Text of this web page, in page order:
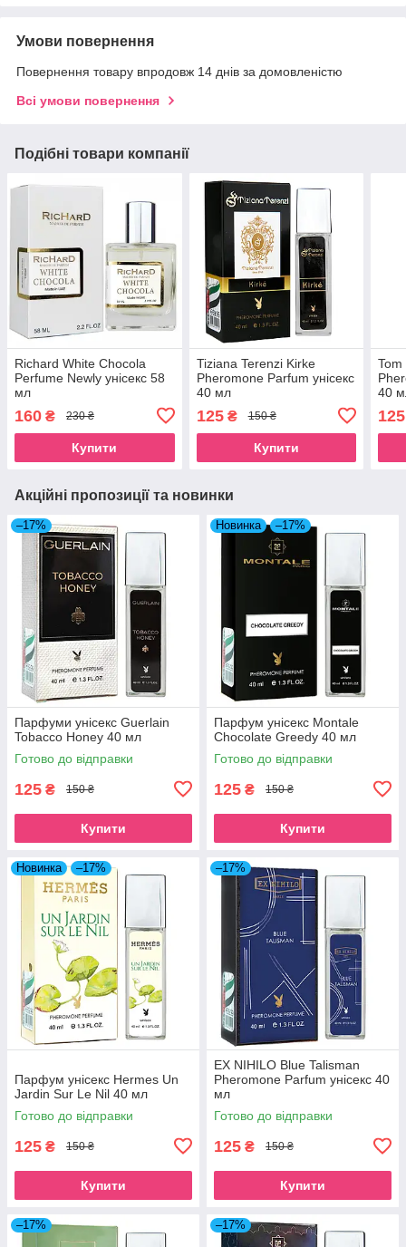
Умови повернення
Повернення товару впродовж 14 днів за домовленістю
Всі умови повернення
Подібні товари компанії
Richard White Chocola
Perfume Newly унісекс 58
мл
160 ₴ 230 ₴
Купити
Tiziana Terenzi Kirke
Pheromone Parfum унісекс
40 мл
125₴ 150 ₴
Купити
Tom
40
125
Акційні пропозиції та новинки
–17%
Парфуми унісекс Guerlain
Tobacco Honey 40 мл
Готово до відправки
125 ₴ 150 ₴
Купити
Новинка –17%
Парфум унісекс Montale
Chocolate Greedy 40 мл
Готово до відправки
125 ₴ 150 ₴
Купити
Новинка –17%
Парфум унісекс Hermes Un
Jardin Sur Le Nil 40 мл
Готово до відправки
125 ₴ 150 ₴
Купити
–17%
EX NIHILO Blue Talisman
Pheromone Parfum унісекс 40
мл
Готово до відправки
125 ₴ 150 ₴
Купити
–17% –17%